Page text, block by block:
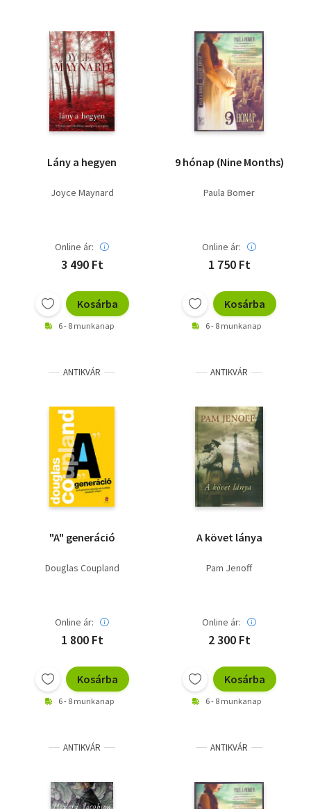
Lány a hegyen
Joyce Maynard
Online ár:
3 490 Ft
Kosárba
6 - 8 munkanap
9 hónap (Nine Months)
Paula Bomer
Online ár:
1 750 Ft
Kosárba
6 - 8 munkanap
ANTIKVÁR
"A" generáció
Douglas Coupland
Online ár:
1 800 Ft
Kosárba
6 - 8 munkanap
ANTIKVÁR
A követ lánya
Pam Jenoff
Online ár:
2 300 Ft
Kosárba
6 - 8 munkanap
ANTIKVÁR ANTIKVÁR